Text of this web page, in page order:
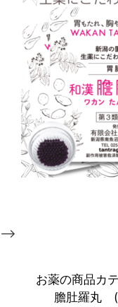
-->
お薬の商品カ
膽肚羅丸 (